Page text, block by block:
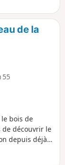
de la
55
bois de
de découvrir le
depuis déjà
de la